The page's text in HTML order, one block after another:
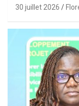
30 juillet 2026